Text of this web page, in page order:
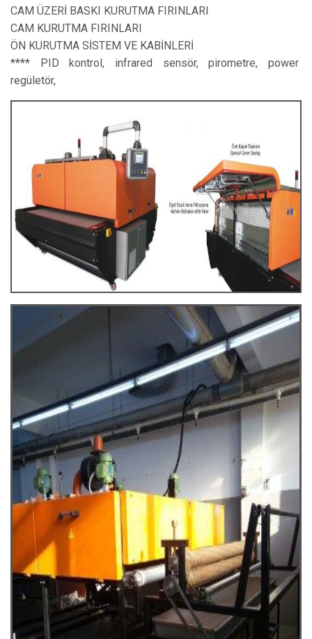
CAM ÜZERİ BASKI KURUTMA FIRINLARI
CAM KURUTMA FIRINLARI
ÖN KURUTMA SİSTEM VE KABİNLERİ
**** PID kontrol, infrared sensör, pirometre, power
regületör,